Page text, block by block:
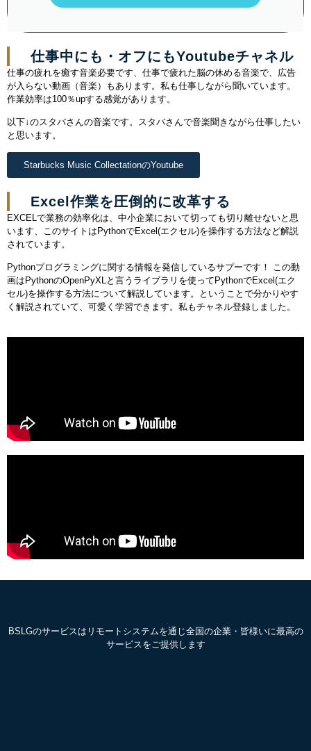
仕事中にも・オフにもYoutubeチャネル
仕事の疲れを癒す音楽必要です、仕事で疲れた脳の休める音楽で、広告
が入らない動画（音楽）もあります。私も仕事しながら聞いています。
作業効率は100％upする感覚があります。
以下↓のスタバさんの音楽です。スタバさんで音楽聞きながら仕事したい
と思います。
Starbucks Music Collectationのyoutube
Excel作業を圧倒的に改革する
EXCELで業務の効率化は、中小企業において切っても切り離せないと思
います、このサイトはPythonでExcel(エクセル)を操作する方法など解説
されています。
Pythonプログラミングに関する情報を発信しているサプーです！ この動
画はPythonのOpenPyXLと言うライブラリを使ってPythonでExcel(エク
セル)を操作する方法について解説しています。ということで分かりやす
く解説されていて、可愛く学習できます。私もチャネル登録しました。
BSLGのサービスはリモートシステムを通じ全国の企業・皆様いに最高の
サービスをご提供します